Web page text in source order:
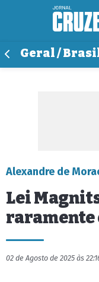
Geral /
Alexandre de
Lei
02 de Agosto de 2025 às